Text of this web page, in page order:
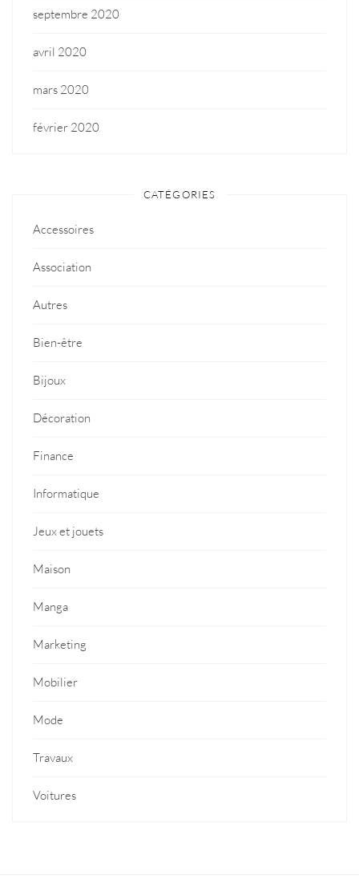
septembre 2020
avril 2020
mars 2020
février 2020
CATÉGORIES
Accessoires
Association
Autres
Bien-être
Bijoux
Décoration
Finance
Informatique
Jeux et jouets
Maison
Manga
Marketing
Mobilier
Mode
Travaux
Voitures